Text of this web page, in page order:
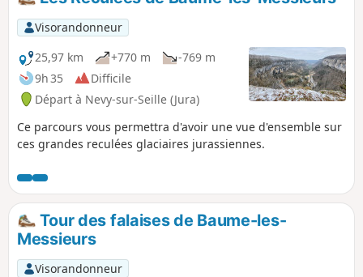
Visorandonneur
25,97 km
+770 m
-769 m
9h 35
Difficile
Départ à Nevy-sur-Seille (Jura)
Ce parcours vous permettra d'avoir une vue d'ensemble sur
ces grandes reculées glaciaires jurassiennes.
Tour des falaises de Baume-les-
Messieurs
Visorandonneur